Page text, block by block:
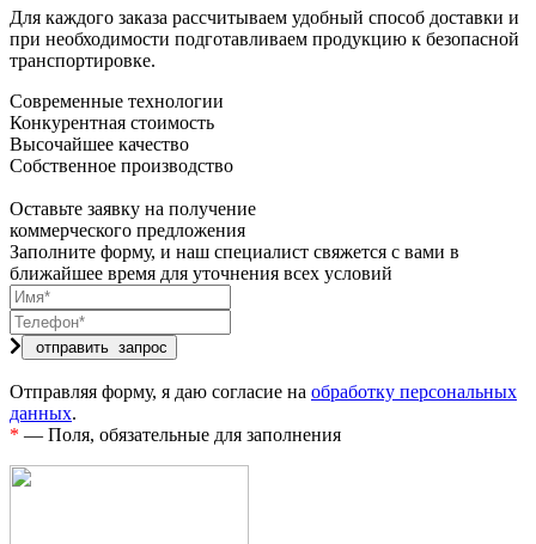
Для каждого заказа рассчитываем удобный способ доставки и
при необходимости подготавливаем продукцию к безопасной
транспортировке.
Современные технологии
Конкурентная стоимость
Высочайшее качество
Собственное производство
Оставьте заявку на получение
коммерческого предложения
Заполните форму, и наш специалист свяжется с вами в
ближайшее время для уточнения всех условий
Отправляя форму, я даю согласие на обработку персональных
данных.
* — Поля, обязательные для заполнения